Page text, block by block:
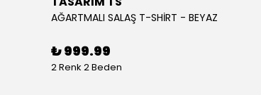
AĞARTMALI SALAŞ T-SHİRT - BEYAZ
₺ 999.99
2 Renk 2 Beden